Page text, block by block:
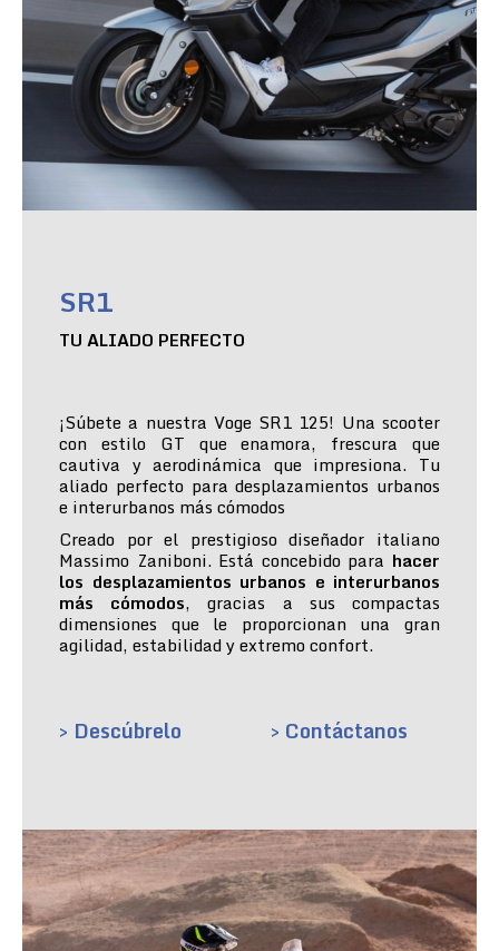
SR1
TU ALIADO PERFECTO
¡Súbete a nuestra Voge SR1 125! Una scooter
con estilo GT que enamora, frescura que
cautiva y aerodinámica que impresiona. Tu
aliado perfecto para desplazamientos urbanos
e interurbanos más cómodos
Creado por el prestigioso diseñador italiano
Massimo Zaniboni. Está concebido para hacer
los desplazamientos urbanos e interurbanos
más cómodos, gracias a sus compactas
dimensiones que le proporcionan una gran
agilidad, estabilidad y extremo confort.
> Descúbrelo > Contáctanos